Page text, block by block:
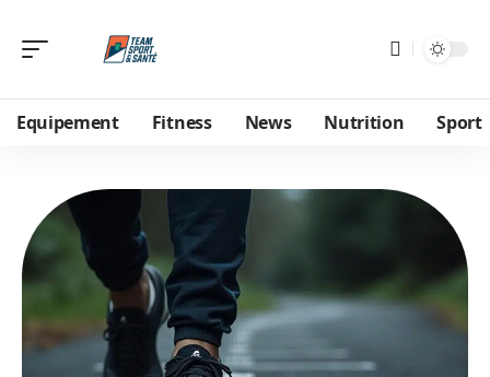
Equipement Fitness News Nutrition Sport